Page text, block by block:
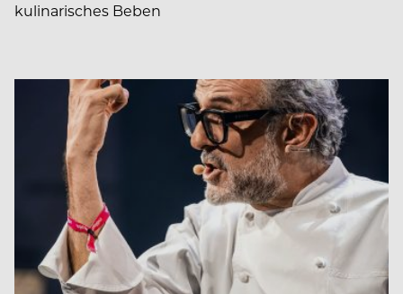
kulinarisches Beben